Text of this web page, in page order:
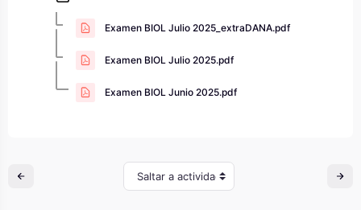
Examen BIOL Julio 2025_extraDANA.pdf
Examen BIOL Julio 2025.pdf
Examen BIOL Junio 2025.pdf
Saltar a actividad